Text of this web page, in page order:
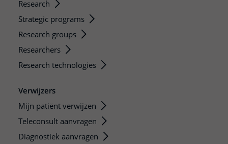
Research
Strategic programs
Research groups
Researchers
Research technologies
Verwijzers
Mijn patiënt verwijzen
Teleconsult aanvragen
Diagnostiek aanvragen